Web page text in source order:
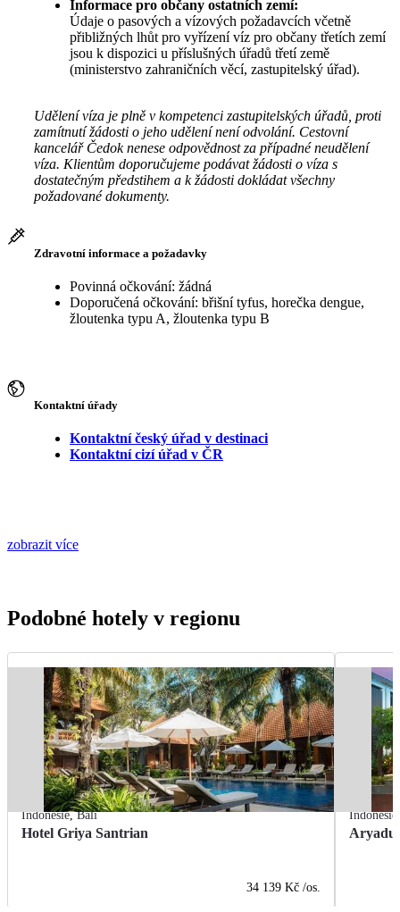
Informace pro občany ostatních zemí:
Údaje o pasových a vízových požadavcích včetně
přibližných lhůt pro vyřízení víz pro občany třetích zemí
jsou k dispozici u příslušných úřadů třetí země
(ministerstvo zahraničních věcí, zastupitelský úřad).
Udělení víza je plně v kompetenci zastupitelských úřadů, proti
zamítnutí žádosti o jeho udělení není odvolání. Cestovní
kancelář Čedok nenese odpovědnost za případné neudělení
víza. Klientům doporučujeme podávat žádosti o víza s
dostatečným předstihem a k žádosti dokládat všechny
požadované dokumenty.
Zdravotní informace a požadavky
Povinná očkování: žádná
Doporučená očkování: břišní tyfus, horečka dengue,
žloutenka typu A, žloutenka typu B
Kontaktní úřady
Kontaktní český úřad v destinaci
Kontaktní cizí úřad v ČR
zobrazit více
Podobné hotely v regionu
Indonésie,Bali
Hotel Griya Santrian
34 139 Kč /os.
Indonésie